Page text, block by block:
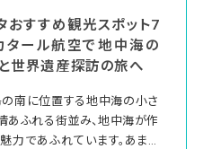
ーズンと服装
おすすめ観光スポット7
タール航空で地中海の
世界遺産探訪の旅へ
の南に位置する地中海の小さ
あふれる街並み、地中海が作
力であふれています。あまり